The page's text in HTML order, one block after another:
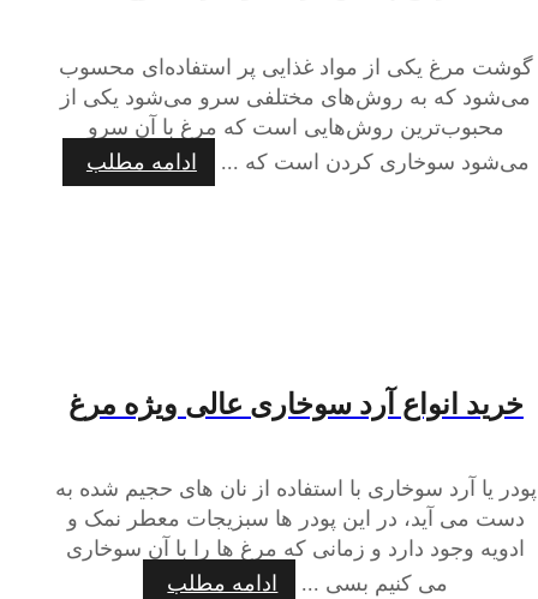
گوشت مرغ یکی از مواد غذایی پر استفاده‌ای محسوب
می‌شود که به روش‌های مختلفی سرو می‌شود یکی از
محبوب‌ترین روش‌هایی است که مرغ با آن سرو
می‌شود سوخاری کردن است که ...
ادامه مطلب
خرید انواع آرد سوخاری عالی ويژه مرغ
پودر یا آرد سوخاری با استفاده از نان های حجیم شده به
دست می آید، در این پودر ها سبزیجات معطر نمک و
ادویه وجود دارد و زمانی که مرغ ها را با آن سوخاری
می کنیم بسی ...
ادامه مطلب